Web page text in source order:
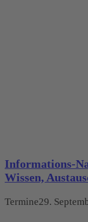
Informations-
Wissen,
Termine29.